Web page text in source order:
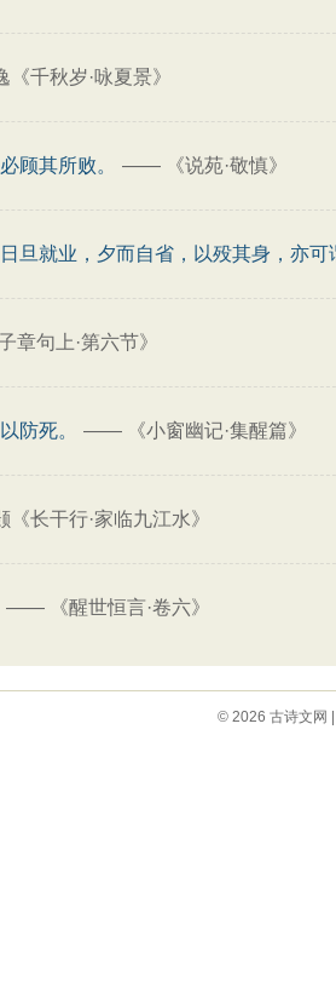
《千秋岁·咏夏景》
顾其所败。 —— 《说苑·敬慎》
旦就业，夕而自省，以殁其身，亦可
章句上·第六节》
防死。 —— 《小窗幽记·集醒篇》
《长干行·家临九江水》
—— 《醒世恒言·卷六》
© 2026 古诗文网